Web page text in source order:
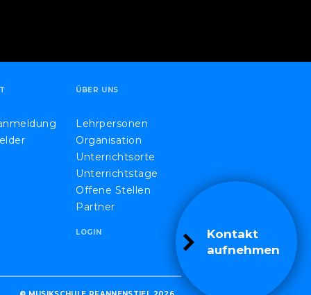
Kontakt
aufnehmen
ÜBER UNS
Lehrpersonen
Organisation
Unterrichtsorte
Unterrichtstage
Offene Stellen
Partner
LOGIN